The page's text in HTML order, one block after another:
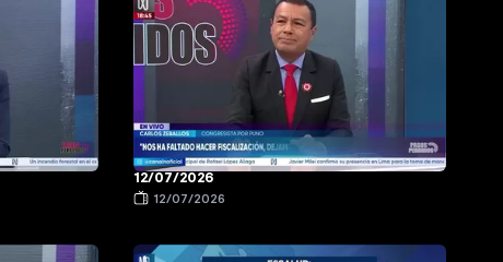
12/07/2026
12/07/2026